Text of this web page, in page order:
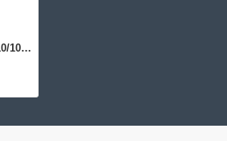
NET SWITCH 8PORT 10/100M TX/DES-1008D D-LINK